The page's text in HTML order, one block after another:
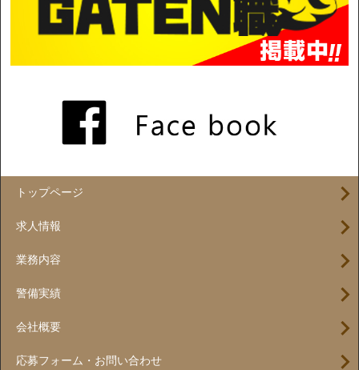
トップページ
求人情報
業務内容
警備実績
会社概要
応募フォーム・お問い合わせ